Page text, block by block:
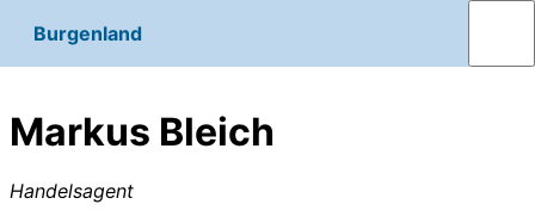
Burgenland
Markus Bleich
Handelsagent